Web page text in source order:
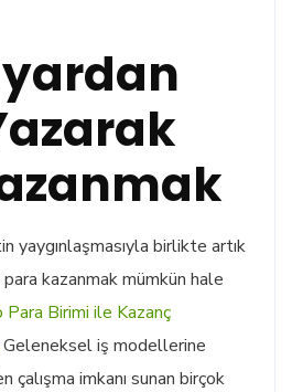
yaygınlaşmasıyla birlikte artık
kazanmak mümkün hale
Para Birimi ile Kazanç
Geleneksel iş modellerine
imkanı sunan birçok